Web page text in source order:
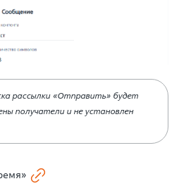
рассылки «Отправить» будет
получатели и не установлен